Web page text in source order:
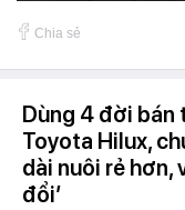
Chia sẻ
Dùng 4 đời bán
Toyota Hilux,
dài nuôi rẻ hơn,
đổi’